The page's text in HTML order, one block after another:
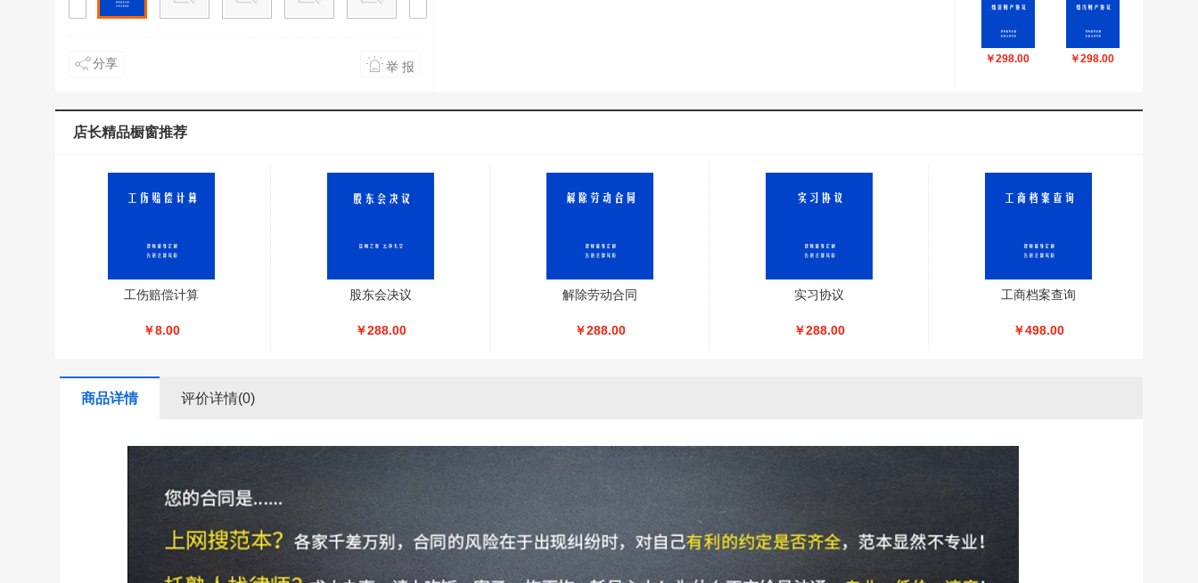
分享 举 报
￥298.00 ￥298.00
店长精品橱窗推荐
工伤赔偿计算
￥8.00
股东会决议
￥288.00
解除劳动合同
￥288.00
实习协议
￥288.00
工商档案查询
￥498.00
商品详情 评价详情(0)